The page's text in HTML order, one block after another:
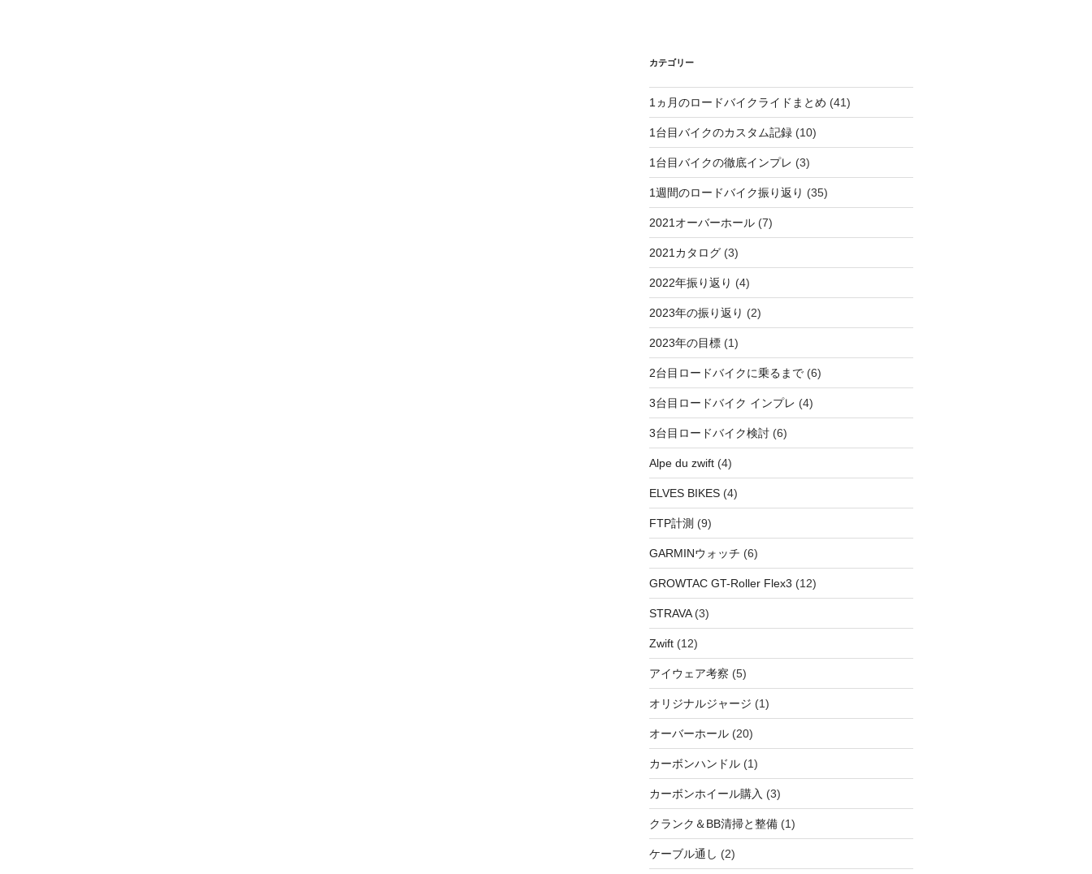
カテゴリー
1ヵ月のロードバイクライドまとめ (41)
1台目バイクのカスタム記録(10)
1台目バイクの徹底インプレ (3)
1週間のロードバイク振り返り (35)
2021オーバーホール(7)
2021カタログ(3)
2022年振り返り (4)
2023年の振り返り (2)
2023年の目標(1)
2台目ロードバイクに乗るまで(6)
3台目ロードバイク インプレ (4)
3台目ロードバイク検討(6)
Alpe du zwift(4)
ELVES BIKES(4)
FTP計測 (9)
GARMINウォッチ (6)
GROWTAC GT-Roller Flex3 (12)
STRAVA(3)
Zwift(12)
アイウェア考察 (5)
オリジナルジャージ (1)
オーバーホール(20)
カーボンハンドル(1)
カーボンホイール購入 (3)
クランク＆BB清掃と整備(1)
ケーブル通し (2)